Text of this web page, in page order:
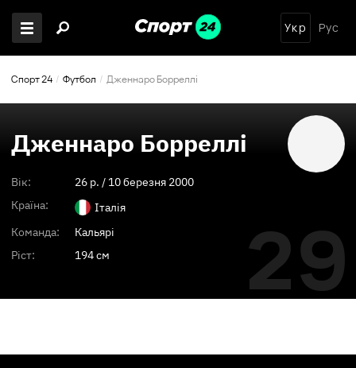
Укр Рус
Спорт 24 Футбол Дженнаро Борреллі
Дженнаро Борреллі
Вік: 26 p. / 10 березня 2000
Країна:
Італія
Команда:
Кальярі
Ріст:
194 см 29